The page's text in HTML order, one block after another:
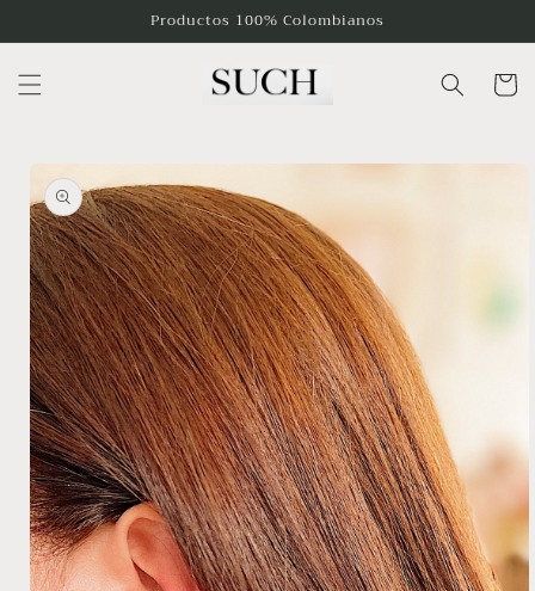
al contenido
Productos 100% Colombianos
Carrito
directamente
información
del producto